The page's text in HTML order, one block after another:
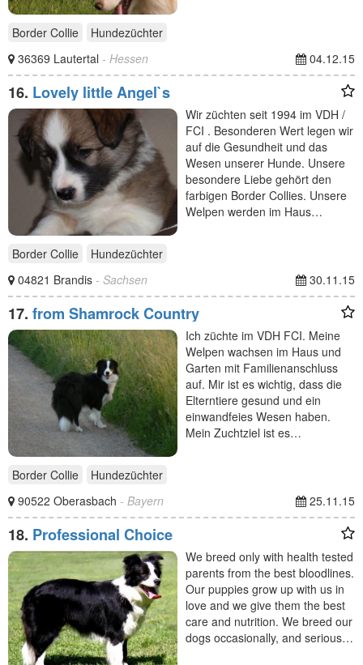
Border Collie
Hundezüchter
36369 Lautertal - Hessen 04.12.15
16. Lovely little Angel`s
Wir züchten seit 1994 im VDH /
FCI . Besonderen Wert legen wir
auf die Gesundheit und das
Wesen unserer Hunde. Unsere
besondere Liebe gehört den
farbigen Border Collies. Unsere
Welpen werden im Haus…
Border Collie
Hundezüchter
04821 Brandis - Sachsen 30.11.15
17. from Shamrock Country
Ich züchte im VDH FCI. Meine
Welpen wachsen im Haus und
Garten mit Familienanschluss
auf. Mir ist es wichtig, dass die
Elterntiere gesund und ein
einwandfeies Wesen haben.
Mein Zuchtziel ist es…
Border Collie
Hundezüchter
90522 Oberasbach - Bayern 25.11.15
18. Professional Choice
We breed only with health tested
parents from the best bloodlines.
Our puppies grow up with us in
love and we give them the best
care and nutrition. We breed our
dogs occasionally, and serious…